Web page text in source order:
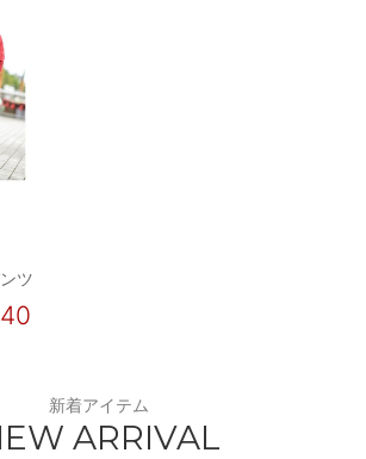
ツ
新着アイテム
ARRIVAL